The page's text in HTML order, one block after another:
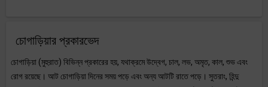
চোগাড়িয়ার প্রকারভেদ
চোগাড়িয়া (মুহুরাত) বিভিন্ন প্রকারের হয়, যথাক্রমে উদ্বেগ, চাল, লভ, অমৃত, কাল, শুভ এবং
রোগ রয়েছে। আট চোগাড়িয়া দিনের সময় পড়ে এবং অন্য আটটি রাতে পড়ে। সুতরাং, হিন্দু